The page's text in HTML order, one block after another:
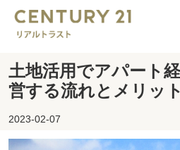
土地活用でアパート
営する流れとメリッ
2023-02-07